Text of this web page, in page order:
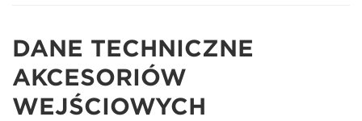
DANE TECHNICZNE
AKCESORIÓW
WEJŚCIOWYCH